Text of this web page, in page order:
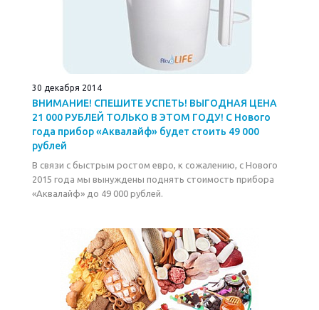
30 декабря 2014
ВНИМАНИЕ! СПЕШИТЕ УСПЕТЬ! ВЫГОДНАЯ ЦЕНА
21 000 РУБЛЕЙ ТОЛЬКО В ЭТОМ ГОДУ! С Нового
года прибор «Аквалайф» будет стоить 49 000
рублей
В связи с быстрым ростом евро, к сожалению, с Нового
2015 года мы вынуждены поднять стоимость прибора
«Аквалайф» до 49 000 рублей.